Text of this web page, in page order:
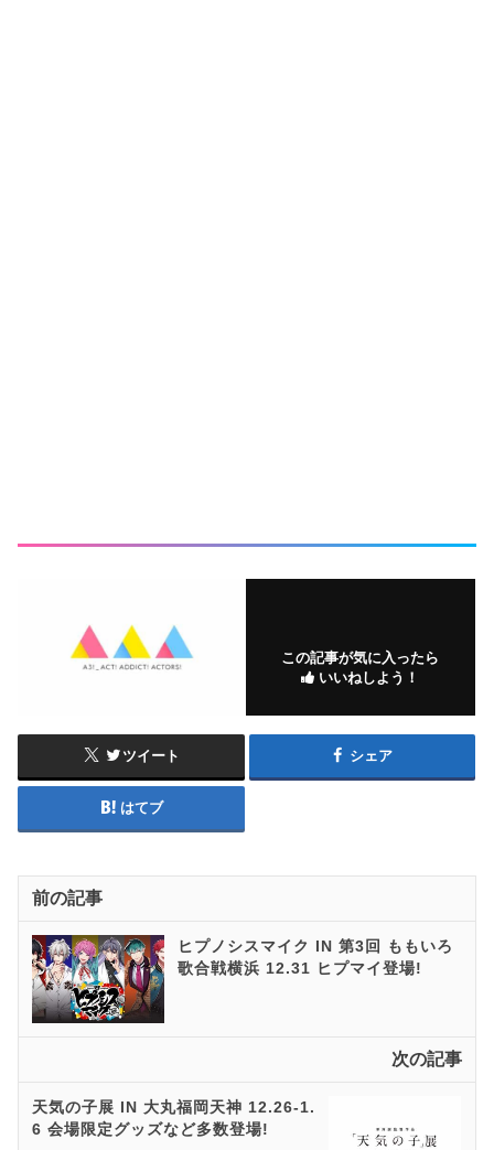
この記事が気に入ったら
いいねしよう！
ツイート シェア
はてブ
前の記事
ヒプノシスマイク IN 第3回 ももいろ
歌合戦横浜 12.31 ヒプマイ登場!
次の記事
天気の子展 IN 大丸福岡天神 12.26-1.
6 会場限定グッズなど多数登場!